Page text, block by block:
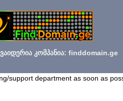
კომპანია: finddomain.ge
support department as soon as